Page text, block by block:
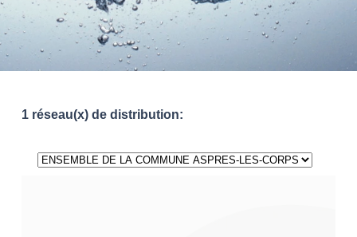
1 réseau(x) de distribution: